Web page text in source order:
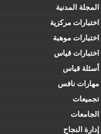
المجلة المدنية
اختبارات مركزية
اختبارات موهبة
اختبارات قياس
أسئلة قياس
مهارات نافس
تجميعات
الجامعات
إدارة النجاح